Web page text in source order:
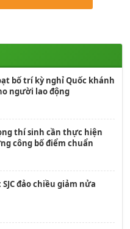
bố trí kỳ nghỉ Quốc khánh
người lao động
thí sinh cần thực hiện
công bố điểm chuẩn
đảo chiều giảm nửa